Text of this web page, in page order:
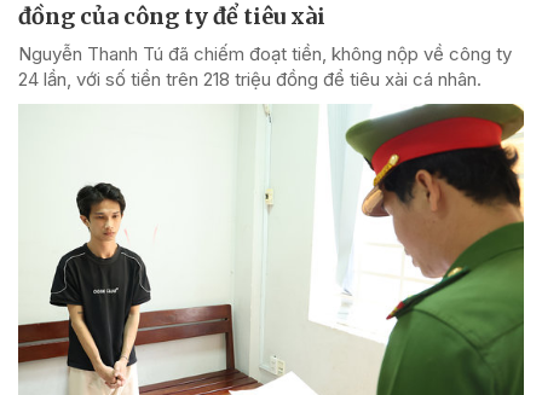
đồng của công ty để tiêu xài
Nguyễn Thanh Tú đã chiếm đoạt tiền, không nộp về công ty
24 lần, với số tiền trên 218 triệu đồng để tiêu xài cá nhân.